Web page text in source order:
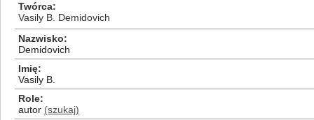
Twórca
Vasily B. Demidovich
Nazwisko
Demidovich
Imię
Vasily B.
Role
autor (szukaj)